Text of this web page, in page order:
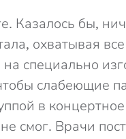
Казалось бы,
охватывая
специально
слабеющие
в концертное
смог. Врачи